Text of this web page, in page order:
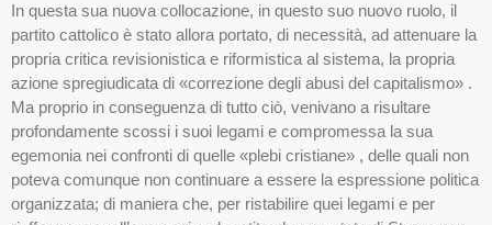
In questa sua nuova collocazione, in questo suo nuovo ruolo, il
partito cattolico è stato allora portato, di necessità, ad attenuare la
propria critica revisionistica e riformistica al sistema, la propria
azione spregiudicata di «correzione degli abusi del capitalismo» .
Ma proprio in conseguenza di tutto ciò, venivano a risultare
profondamente scossi i suoi legami e compromessa la sua
egemonia nei confronti di quelle «plebi cristiane» , delle quali non
poteva comunque non continuare a essere la espressione politica
organizzata; di maniera che, per ristabilire quei legami e per